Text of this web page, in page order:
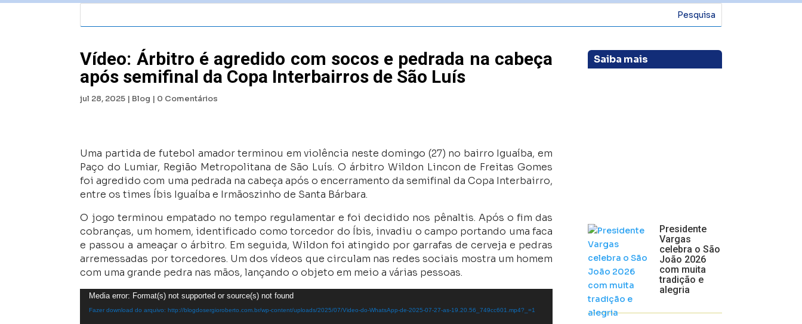
Vídeo: Árbitro é agredido com socos e pedrada na cabeça
após semifinal da Copa Interbairros de São Luís
jul 28, 2025 | Blog | 0 Comentários
Uma partida de futebol amador terminou em violência neste domingo (27) no bairro Iguaíba, em
Paço do Lumiar, Região Metropolitana de São Luís. O árbitro Wildon Lincon de Freitas Gomes
foi agredido com uma pedrada na cabeça após o encerramento da semifinal da Copa Interbairro,
entre os times Íbis Iguaíba e Irmãoszinho de Santa Bárbara.
O jogo terminou empatado no tempo regulamentar e foi decidido nos pênaltis. Após o fim das
cobranças, um homem, identificado como torcedor do Íbis, invadiu o campo portando uma faca
e passou a ameaçar o árbitro. Em seguida, Wildon foi atingido por garrafas de cerveja e pedras
arremessadas por torcedores. Um dos vídeos que circulam nas redes sociais mostra um homem
com uma grande pedra nas mãos, lançando o objeto em meio a várias pessoas.
Tocador
de
Media error: Format(s) not supported or source(s) not found
Fazer download do arquivo: http://blogdosergioroberto.com.br/wp-content/uploads/2025/07/Video-do-WhatsApp-de-2025-07-27-as-19.20.56_749cc601.mp4?_=1
Saiba mais
Presidente
Vargas
celebra o São
João 2026
com muita
tradição e
alegria